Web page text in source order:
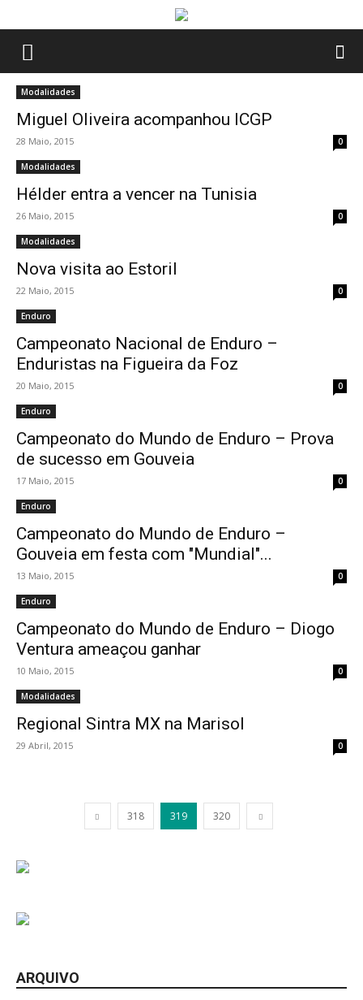
Modalidades
Miguel Oliveira acompanhou ICGP
28 Maio, 2015 0
Modalidades
Hélder entra a vencer na Tunisia
26 Maio, 2015 0
Modalidades
Nova visita ao Estoril
22 Maio, 2015 0
Enduro
Campeonato Nacional de Enduro –
Enduristas na Figueira da Foz
20 Maio, 2015 0
Enduro
Campeonato do Mundo de Enduro – Prova
de sucesso em Gouveia
17 Maio, 2015 0
Enduro
Campeonato do Mundo de Enduro –
Gouveia em festa com "Mundial"...
13 Maio, 2015 0
Enduro
Campeonato do Mundo de Enduro – Diogo
Ventura ameaçou ganhar
10 Maio, 2015 0
Modalidades
Regional Sintra MX na Marisol
29 Abril, 2015 0
318 319 320
ARQUIVO